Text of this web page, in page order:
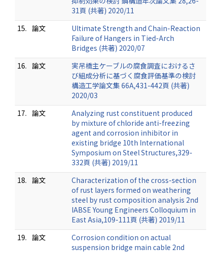
31頁 (共著) 2020/11
15. 論文
Ultimate Strength and Chain-Reaction
Failure of Hangers in Tied-Arch
Bridges (共著) 2020/07
16. 論文
実吊橋主ケーブルの腐食調査におけるさ
び組成分析に基づく腐食評価基準の検討
構造工学論文集 66A,431-442頁 (共著)
2020/03
17. 論文
Analyzing rust constituent produced
by mixture of chloride anti-freezing
agent and corrosion inhibitor in
existing bridge 10th International
Symposium on Steel Structures,329-
332頁 (共著) 2019/11
18. 論文
Characterization of the cross-section
of rust layers formed on weathering
steel by rust composition analysis 2nd
IABSE Young Engineers Colloquium in
East Asia,109-111頁 (共著) 2019/11
19. 論文
Corrosion condition on actual
suspension bridge main cable 2nd